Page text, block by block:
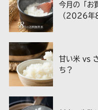
今月の「お
（2026年8
甘い米 vs
ち？